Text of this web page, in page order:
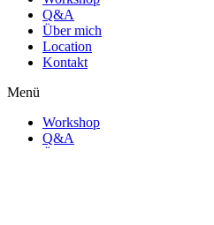
Q&A
Über mich
Location
Kontakt
Menü
Workshop
Q&A